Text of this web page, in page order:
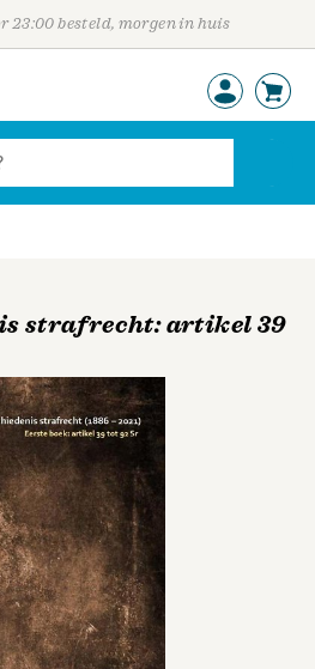
23:00 besteld, morgen in huis
strafrecht: artikel 39